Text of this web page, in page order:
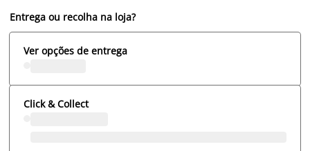
Entrega ou recolha na loja?
Ver opções de entrega
Click & Collect